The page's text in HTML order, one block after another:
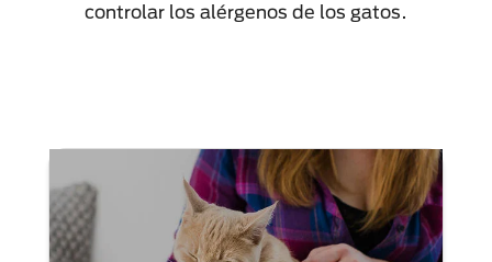
controlar los alérgenos de los gatos.